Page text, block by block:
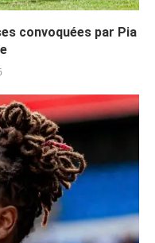
convoquées par Pia